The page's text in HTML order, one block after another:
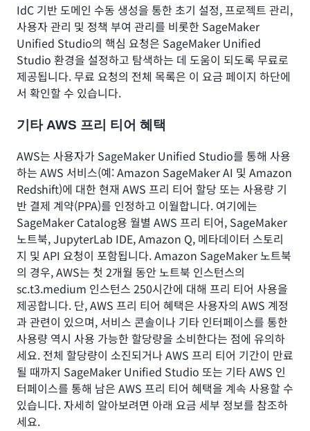
IdC 기반 도메인 수동 생성을 통한 초기 설정, 프로젝트 관리,
사용자 관리 및 정책 부여 관리를 비롯한 SageMaker
Unified Studio의 핵심 요청은 SageMaker Unified
Studio 환경을 설정하고 탐색하는 데 도움이 되도록 무료로
제공됩니다. 무료 요청의 전체 목록은 이 요금 페이지 하단에
서 확인할 수 있습니다.
기타 AWS 프리 티어 혜택
AWS는 사용자가 SageMaker Unified Studio를 통해 사용
하는 AWS 서비스(예: Amazon SageMaker AI 및 Amazon
Redshift)에 대한 현재 AWS 프리 티어 할당 또는 사용량 기
반 결제 계약(PPA)를 인정하고 이월합니다. 여기에는
SageMaker Catalog용 월별 AWS 프리 티어, SageMaker
노트북, JupyterLab IDE, Amazon Q, 메타데이터 스토리
지 및 API 요청이 포함됩니다. Amazon SageMaker 노트북
의 경우, AWS는 첫 2개월 동안 노트북 인스턴스의
sc.t3.medium 인스턴스 250시간에 대해 프리 티어 사용을
제공합니다. 단, AWS 프리 티어 혜택은 사용자의 AWS 계정
과 관련이 있으며, 서비스 콘솔이나 기타 인터페이스를 통한
사용량 역시 사용 가능한 할당량을 소비한다는 점에 유의하
세요. 전체 할당량이 소진되거나 AWS 프리 티어 기간이 만료
될 때까지 SageMaker Unified Studio 또는 기타 AWS 인
터페이스를 통해 남은 AWS 프리 티어 혜택을 계속 사용할 수
있습니다. 자세히 알아보려면 아래 요금 세부 정보를 참조하
세요.